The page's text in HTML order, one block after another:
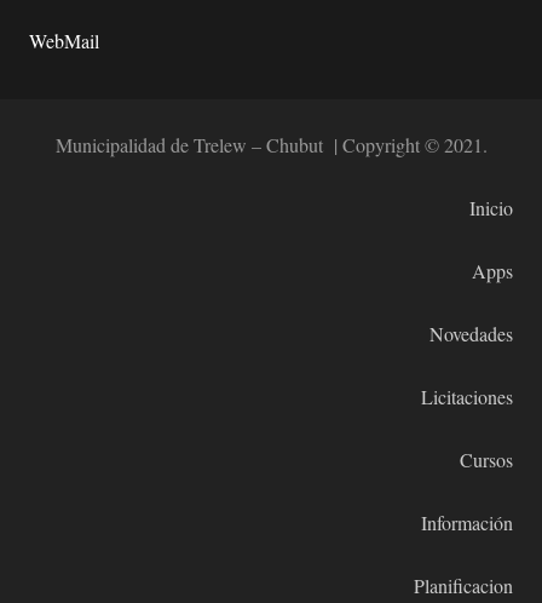
WebMail
Municipalidad de Trelew – Chubut | Copyright © 2021.
Inicio
Apps
Novedades
Licitaciones
Cursos
Información
Planificacion